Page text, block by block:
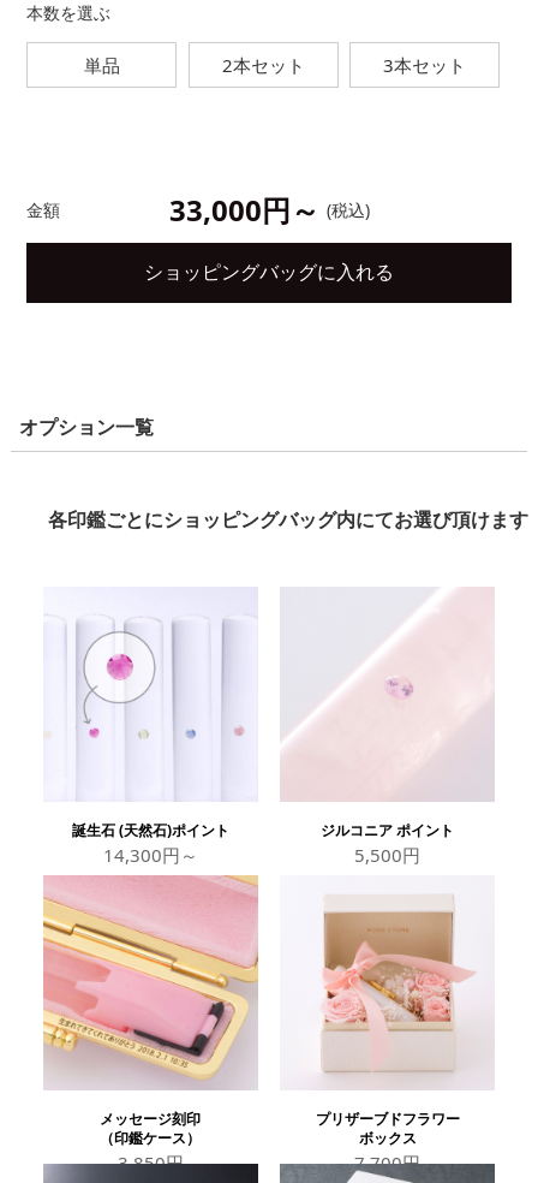
本数を選ぶ
単品 2本セット 3本セット
金額 33,000円～ (税込)
ショッピングバッグに入れる
オプション一覧
各印鑑ごとにショッピングバッグ内にてお選び頂けます
誕生石 (天然石)ポイント
14,300円～
ジルコニア ポイント
5,500円
メッセージ刻印
（印鑑ケース）
3,850円
プリザーブドフラワー
ボックス
7,700円